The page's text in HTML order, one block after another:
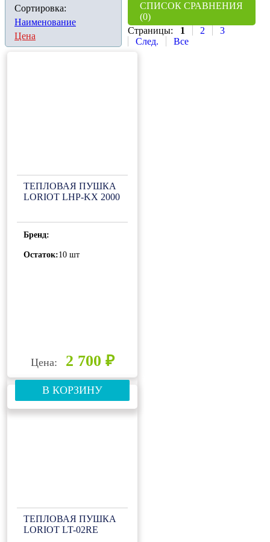
Сортировка:
Наименование
Цена
СПИСОК СРАВНЕНИЯ
(0)
Страницы:
1 2
3
След.
Все
ТЕПЛОВАЯ ПУШКА
LORIOT LHP-KX 2000
Бренд:
Остаток:10 шт
Цена: 2 700 ₽
В КОРЗИНУ
ТЕПЛОВАЯ ПУШКА
LORIOT LT-02RE